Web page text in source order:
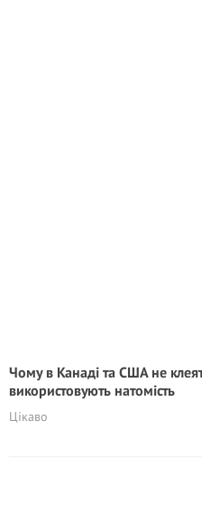
Чому в Канаді та США не
використовують натомість
Цікаво